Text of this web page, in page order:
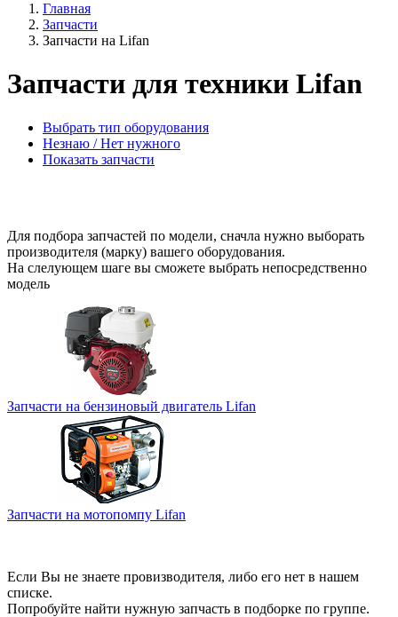
Главная
Запчасти
Запчасти на Lifan
Запчасти для техники Lifan
Выбрать тип оборудования
Незнаю / Нет нужного
Показать запчасти
Для подбора запчастей по модели, сначла нужно выборать
производителя (марку) вашего оборудования.
На слелующем шаге вы сможете выбрать непосредственно
модель
Запчасти на бензиновый двигатель Lifan
Запчасти на мотопомпу Lifan
Если Вы не знаете провизводителя, либо его нет в нашем
списке.
Попробуйте найти нужную запчасть в подборке по группе.